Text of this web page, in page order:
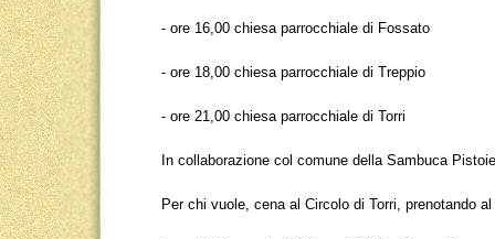
- ore 16,00 chiesa parrocchiale di Fossato
- ore 18,00 chiesa parrocchiale di Treppio
- ore 21,00 chiesa parrocchiale di Torri
In collaborazione col comune della Sambuca
Per chi vuole, cena al Circolo di Torri, prenotando